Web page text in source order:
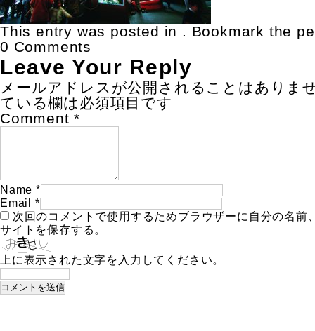
This entry was posted in . Bookmark the
0 Comments
Leave Your Reply
メールアドレスが公開されることはありま
ている欄は必須項目です
Comment *
Name *
Email
*
次回のコメントで使用するためブラウザーに自分の名前
サイトを保存する。
上に表示された文字を入力してください。